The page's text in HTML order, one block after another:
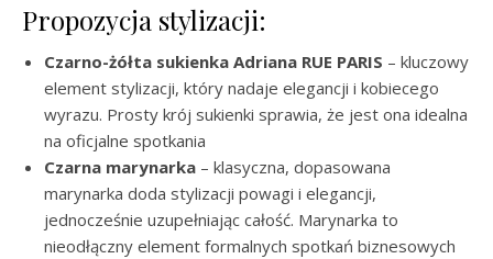
Propozycja stylizacji:
Czarno-żółta sukienka Adriana RUE PARIS – kluczowy
element stylizacji, który nadaje elegancji i kobiecego
wyrazu. Prosty krój sukienki sprawia, że jest ona idealna
na oficjalne spotkania
Czarna marynarka – klasyczna, dopasowana
marynarka doda stylizacji powagi i elegancji,
jednocześnie uzupełniając całość. Marynarka to
nieodłączny element formalnych spotkań biznesowych